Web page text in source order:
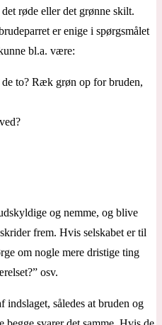
røde eller det grønne skilt.
er enige i spørgsmålet
bl.a. være:
to? Ræk grøn op for bruden,
og nemme, og blive
frem. Hvis selskabet er til
om nogle mere dristige ting
osv.
således at bruden og